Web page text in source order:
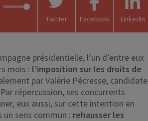
Twitter Facebook LinkedIn
présidentielle, l’un d’entre eux
mois : l’imposition sur les droits de
par Valérie Pécresse, candidate
répercussion, ses concurrents
eux aussi, sur cette intention en
sens commun : rehausser les